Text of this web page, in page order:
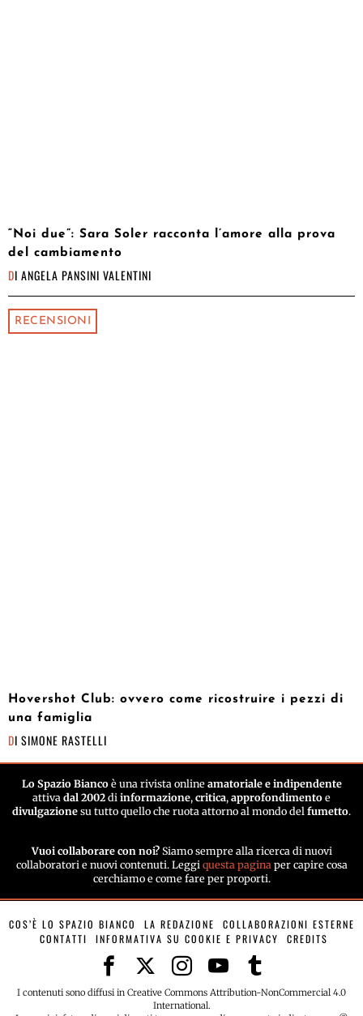
“Noi due”: Sara Soler racconta l’amore alla prova
del cambiamento
DI ANGELA PANSINI VALENTINI
RECENSIONI
Hovershot Club: ovvero come ricostruire i pezzi di
una famiglia
DI SIMONE RASTELLI
Lo Spazio Biancoè una rivista online amatoriale e indipendente
attiva dal 2002 di informazione, critica, approfondimento e
divulgazione su tutto quello che ruota attorno al mondo del fumetto.
Vuoi collaborare con noi? Siamo sempre alla ricerca di nuovi
collaboratori e nuovi contenuti. Leggi questa pagina per capire cosa
cerchiamo e come fare per proporti.
COS’È LO SPAZIO BIANCO LA REDAZIONE
COLLABORAZIONI ESTERNE
CONTATTI
INFORMATIVA SU COOKIE E PRIVACY CREDITS
I contenuti sono diffusi in Creative Commons Attribution-NonCommercial 4.0
International.